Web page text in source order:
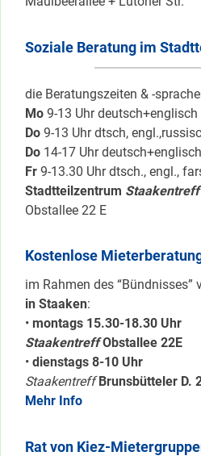
Soziale Beratung im
die Beratungszeiten & -
Mo 9-13 Uhr deutsch+englisch
Do 9-13 Uhr dtsch,
Do 14-17 Uhr deutsch+englisch
Fr 9-13.30 Uhr dtsch., engl.,
Stadtteilzentrum Staakentreff
Obstallee 22 E
Kostenlose
im Rahmen des “Bündnisses”
in Staaken:
• montags 15.30-18.30 Uhr
Staakentreff Obstallee 22E
• dienstags 8-10 Uhr
Staakentreff Brunsbütteler D.
Mehr Info
Rat von Kiez-